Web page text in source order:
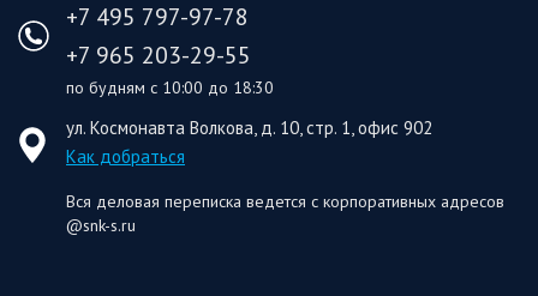
+7 495 797-97-78
+7 965 203-29-55
по будням с 10:00 до 18:30
ул. Космонавта Волкова, д. 10, стр. 1, офис 902
Как добраться
Вся деловая переписка ведется с корпоративных адресов
@snk-s.ru